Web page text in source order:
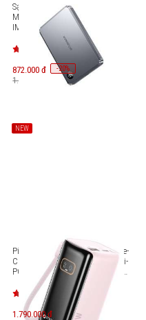
Sạc dự phòng Innostyle
MagSlim Premium 10.000mAh
IMS10K
872.000 đ -20%
1.090.000 đ
NEW
Pin sạc dự phòng kèm cáp Type-
C MAZER 10,000mAh/PD45W Ai-
PC45R10-V7 PowerCharge RLink
M-Ai-PC45R10-V7
1.790.000 đ